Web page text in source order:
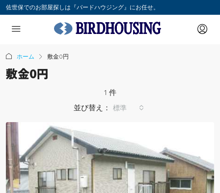
佐世保でのお部屋探しは『バードハウジング』にお任せ。
ホーム 敷金0円
敷金0円
1 件
並び替え：
標準